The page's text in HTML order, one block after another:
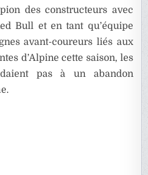
des constructeurs avec
Bull et en tant qu’équipe
avant-coureurs liés aux
d’Alpine cette saison, les
pas à un abandon